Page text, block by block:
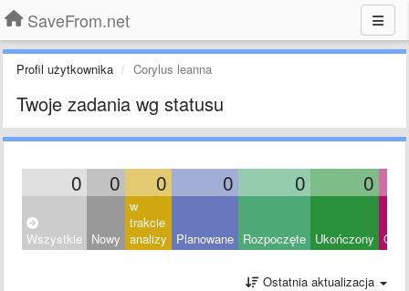
SaveFrom.net
Profil użytkownika Corylus leanna
Twoje zadania wg statusu
0 0 0 0 0 0
Wszystkie Nowy
w
trakcie
analizy
Planowane Rozpoczęte Ukończony
Ostatnia aktualizacja